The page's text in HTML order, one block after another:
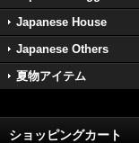
Japanese House
Japanese Others
夏物アイテム
ショッピングカート